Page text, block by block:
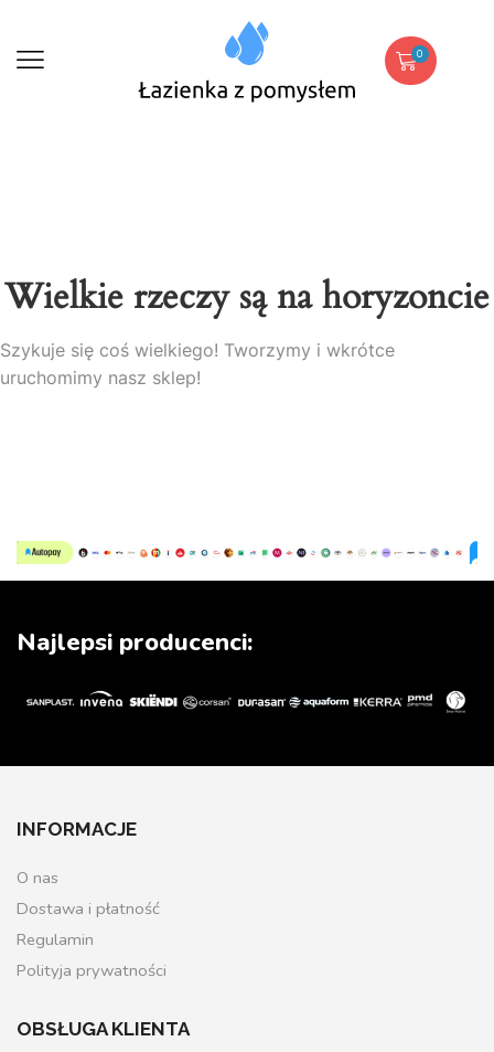
0
Wielkie rzeczy są na horyzoncie
Szykuje się coś wielkiego! Tworzymy i wkrótce
uruchomimy nasz sklep!
Najlepsi producenci:
INFORMACJE
O nas
Dostawa i płatność
Regulamin
Polityja prywatności
OBSŁUGA KLIENTA